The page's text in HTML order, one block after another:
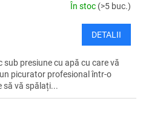
În stoc (>5 buc.)
DETALII
presiune cu apă cu care vă
picurator profesional într-o
să vă spălați...